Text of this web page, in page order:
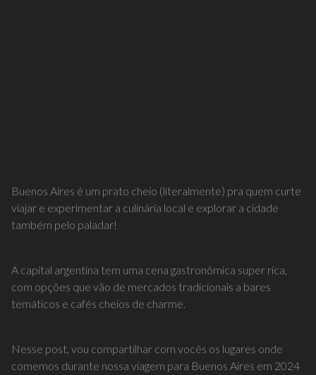
Buenos Aires é um prato cheio (literalmente) pra quem curte
viajar e experimentar a culinária local e explorar a cidade
também pelo paladar!
A capital argentina tem uma cena gastronômica super rica,
com opções que vão de mercados tradicionais a bares
temáticos e cafés cheios de charme.
Nesse post, vou compartilhar com vocês os lugares onde
comemos durante nossa viagem para Buenos Aires em 2024